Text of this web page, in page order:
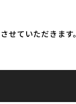
ていただきます。